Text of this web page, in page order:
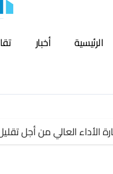
الرئيسية أخبار
الأداء العالي من أجل